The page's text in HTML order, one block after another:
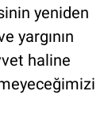
yeniden
yargının
haline